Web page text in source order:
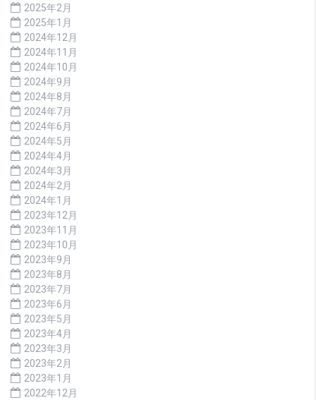
2025年2月
2025年1月
2024年12月
2024年11月
2024年10月
2024年9月
2024年8月
2024年7月
2024年6月
2024年5月
2024年4月
2024年3月
2024年2月
2024年1月
2023年12月
2023年11月
2023年10月
2023年9月
2023年8月
2023年7月
2023年6月
2023年5月
2023年4月
2023年3月
2023年2月
2023年1月
2022年12月